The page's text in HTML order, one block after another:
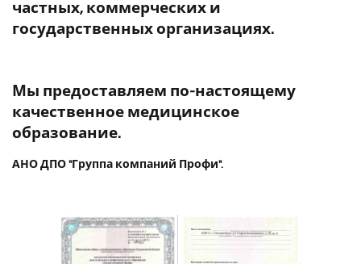
частных, коммерческих и
государственных организациях.
Мы предоставляем по-настоящему
качественное медицинское
образование.
АНО ДПО "Группа компаний Профи".